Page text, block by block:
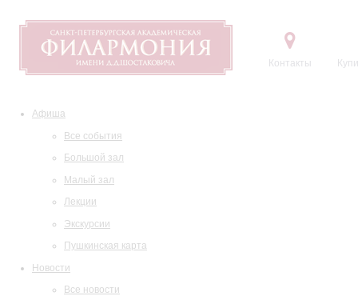
Контакты
Афиша
Все события
Большой зал
Малый зал
Лекции
Экскурсии
Пушкинская карта
Новости
Все новости